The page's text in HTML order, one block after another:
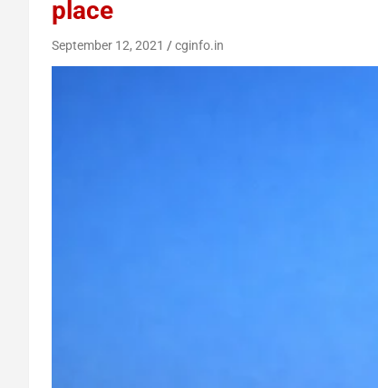
place
September 12, 2021 cginfo.in